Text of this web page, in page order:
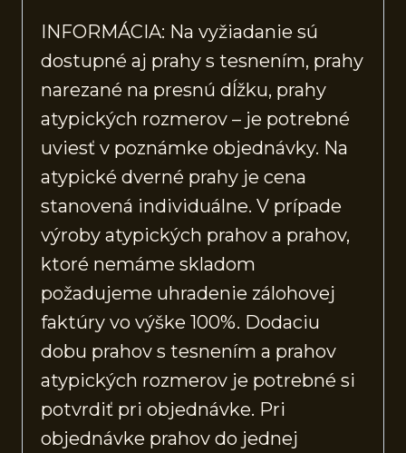
INFORMÁCIA: Na vyžiadanie sú
dostupné aj prahy s tesnením, prahy
narezané na presnú dĺžku, prahy
atypických rozmerov – je potrebné
uviesť v poznámke objednávky. Na
atypické dverné prahy je cena
stanovená individuálne. V prípade
výroby atypických prahov a prahov,
ktoré nemáme skladom
požadujeme uhradenie zálohovej
faktúry vo výške 100%. Dodaciu
dobu prahov s tesnením a prahov
atypických rozmerov je potrebné si
potvrdiť pri objednávke. Pri
objednávke prahov do jednej